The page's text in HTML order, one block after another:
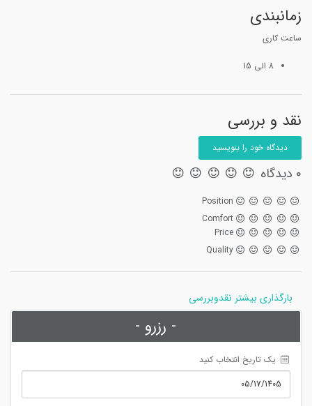
زمانبندی
ساعت کاری
8 الی 15
نقد و بررسی
دیدگاه خود را بنویسید
0 دیدگاه
Position
Comfort
Price
Quality
بارگذاری بیشتر نقدوبررسی
- رزرو -
یک تاریخ انتخاب کنید